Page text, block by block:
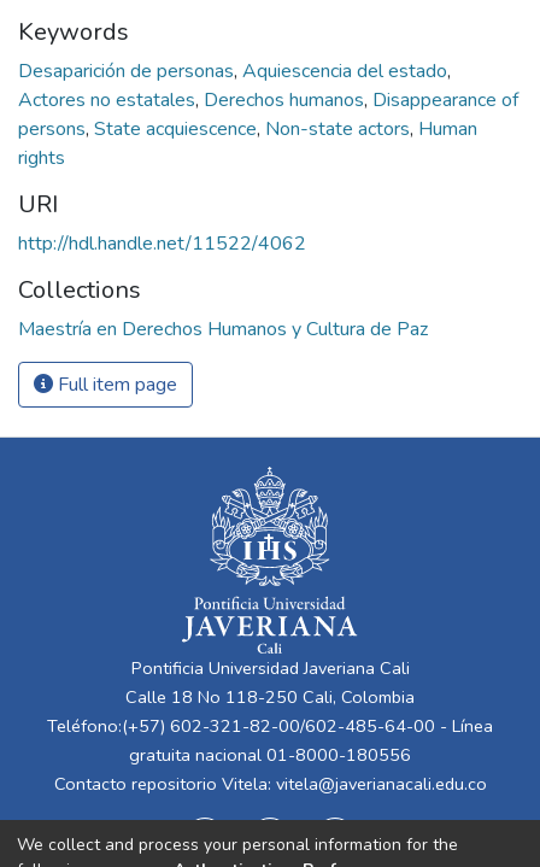
Keywords
Desaparición de personas, Aquiescencia del estado,
Actores no estatales, Derechos humanos, Disappearance of
persons, State acquiescence, Non-state actors, Human
rights
URI
http://hdl.handle.net/11522/4062
Collections
Maestría en Derechos Humanos y Cultura de Paz
Full item page
Pontificia Universidad Javeriana Cali
Calle 18 No 118-250 Cali, Colombia
Teléfono:(+57) 602-321-82-00/602-485-64-00 - Línea
gratuita nacional 01-8000-180556
Contacto repositorio Vitela: vitela@javerianacali.edu.co
We collect and process your personal information for the